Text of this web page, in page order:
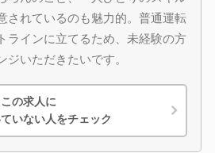
されているのも魅力的。普通運転
ラインに立てるため、未経験の方
いただきたいです。
の求人に
いない人をチェック